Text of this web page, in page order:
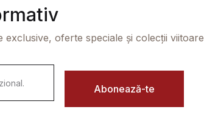
oferte speciale și colecții viitoare
Abonează-te